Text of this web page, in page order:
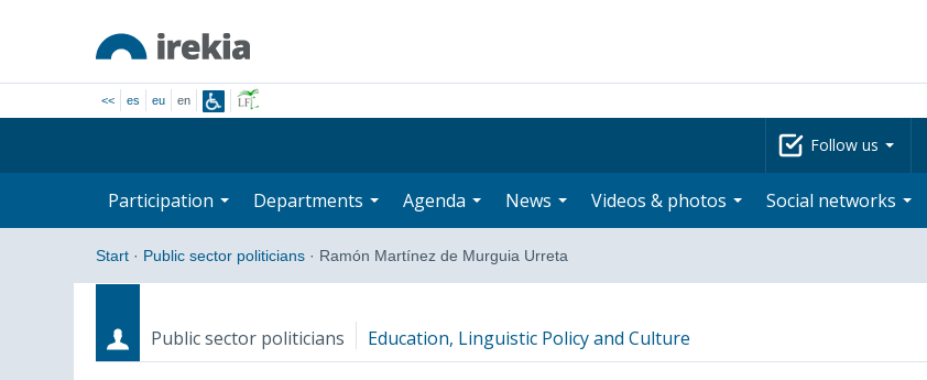
<< es eu en
Follow us
Participation Departments Agenda News Videos & photos Social networks
Start · Public sector politicians · Ramón Martínez de Murguia Urreta
Public sector politicians Education, Linguistic Policy and Culture